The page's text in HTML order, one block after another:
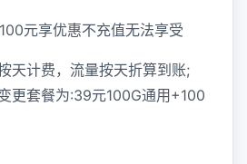
元享优惠不充值无法享受
天计费，流量按天折算到账;
更套餐为:39元100G通用+100